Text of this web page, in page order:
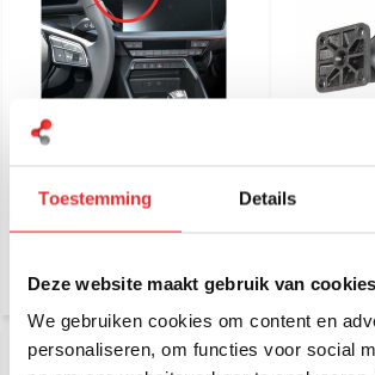
Toestemming Details
Deze website maakt gebruik van cookies
We gebruiken cookies om content en
personaliseren, om functies voor social
Brodit Proclip Auto
specifiek, alle automerken
RAM